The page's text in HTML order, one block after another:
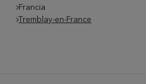
Francia
Tremblay-en-France